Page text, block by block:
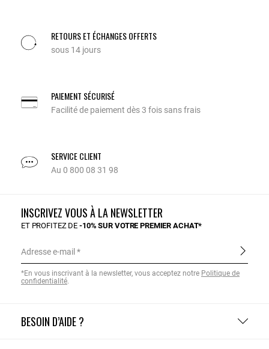
RETOURS ET ÉCHANGES OFFERTS
sous 14 jours
PAIEMENT SÉCURISÉ
Facilité de paiement dès 3 fois sans frais
SERVICE CLIENT
Au 0 800 08 31 98
BESOIN D’AIDE ?
INSCRIVEZ VOUS À LA NEWSLETTER
ET PROFITEZ DE-10% SUR VOTRE PREMIER ACHAT*
Adresse e-mail
*En vous inscrivant à la newsletter, vous acceptez notre Politique de
confidentialité.